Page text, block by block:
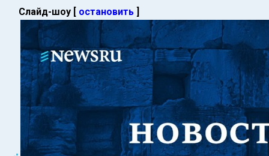
Слайд-шоу [ остановить ]